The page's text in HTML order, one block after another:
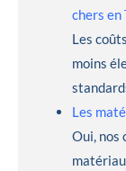
chers en
Les
moins
Les
Oui, nos